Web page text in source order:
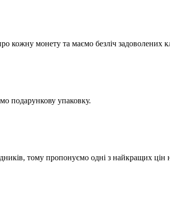
монету та маємо безліч задоволених
подарункову упаковку.
тому пропонуємо одні з найкращих цін